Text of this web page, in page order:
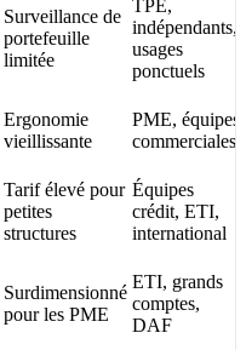
Surveillance de
portefeuille
limitée
TPE,
indépendants,
usages
ponctuels
Ergonomie
vieillissante
PME, équipes
commerciales
Tarif élevé pour
petites
structures
Équipes
crédit, ETI,
international
Surdimensionné
pour les PME
ETI, grands
comptes,
DAF